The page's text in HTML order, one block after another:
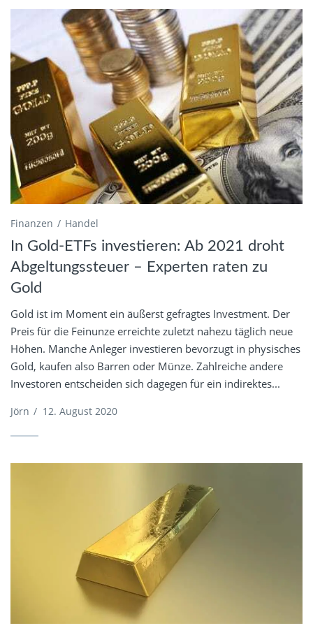
Finanzen Handel
In Gold-ETFs investieren: Ab 2021 droht
Abgeltungssteuer – Experten raten zu
Gold
Gold ist im Moment ein äußerst gefragtes Investment. Der
Preis für die Feinunze erreichte zuletzt nahezu täglich neue
Höhen. Manche Anleger investieren bevorzugt in physisches
Gold, kaufen also Barren oder Münze. Zahlreiche andere
Investoren entscheiden sich dagegen für ein indirektes...
Jörn / 12. August 2020